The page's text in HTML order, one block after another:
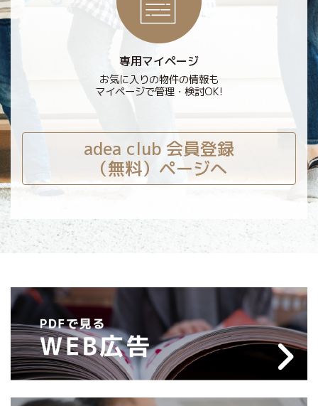
専用マイページ
お気に入りの物件の情報も
マイページで管理・検討OK!
adea club 会員登録
（無料）ページへ